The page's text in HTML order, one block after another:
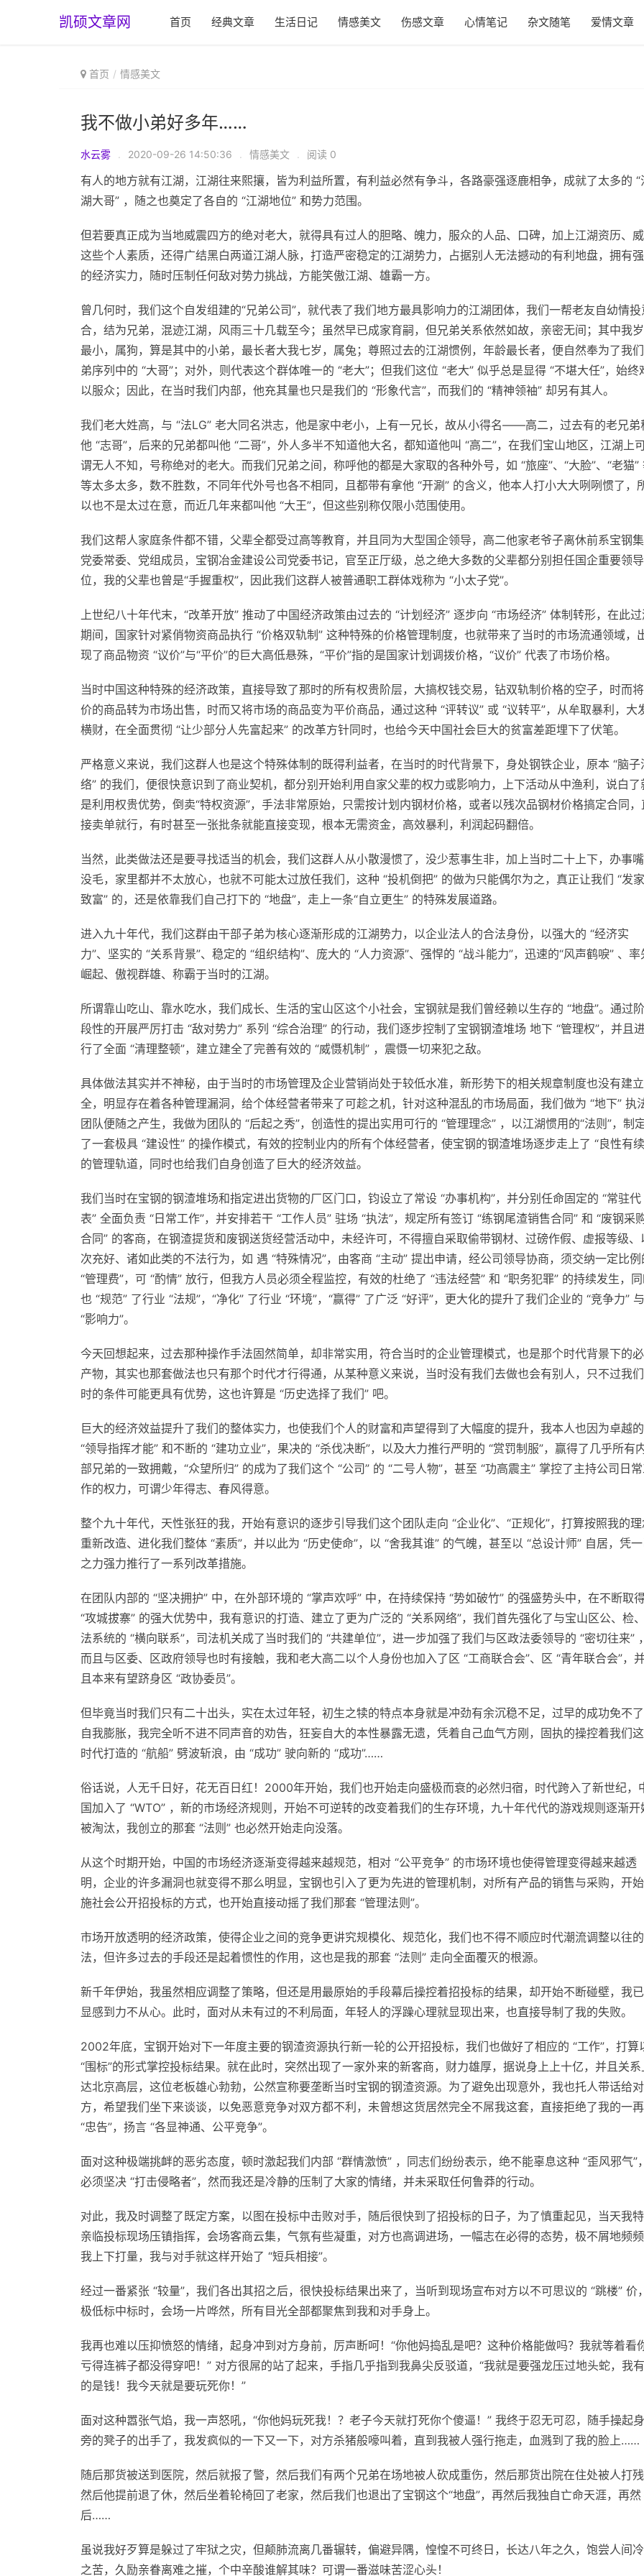
凯硕文章网 首页 经典文章 生活日记 情感美文 伤感文章 心情笔记 杂文随笔 爱情文章
首页 情感美文
我不做小弟好多年……
水云雾 2020-09-26 14:50:36 情感美文 阅读 0
有人的地方就有江湖，江湖往来熙攘，皆为利益所置，有利益必然有争斗，各路豪强逐鹿相争，成就了太多的 “
湖大哥” ，随之也奠定了各自的 “江湖地位” 和势力范围。
但若要真正成为当地威震四方的绝对老大，就得具有过人的胆略、魄力，服众的人品、口碑，加上江湖资历、
这些个人素质，还得广结黑白两道江湖人脉，打造严密稳定的江湖势力，占据别人无法撼动的有利地盘，拥有
的经济实力，随时压制任何敌对势力挑战，方能笑傲江湖、雄霸一方。
曾几何时，我们这个自发组建的“兄弟公司”，就代表了我们地方最具影响力的江湖团体，我们一帮老友自幼情投
合，结为兄弟，混迹江湖，风雨三十几载至今；虽然早已成家育嗣，但兄弟关系依然如故，亲密无间；其中我
最小，属狗，算是其中的小弟，最长者大我七岁，属兔；尊照过去的江湖惯例，年龄最长者，便自然奉为了我
弟序列中的 “大哥”；对外，则代表这个群体唯一的 “老大”；但我们这位 “老大” 似乎总是显得 “不堪大任”，始终
以服众；因此，在当时我们内部，他充其量也只是我们的 “形象代言”，而我们的 “精神领袖” 却另有其人。
我们老大姓高，与 “法LG” 老大同名洪志，他是家中老小，上有一兄长，故从小得名——高二，过去有的老兄弟
他 “志哥”，后来的兄弟都叫他 “二哥”，外人多半不知道他大名，都知道他叫 “高二”，在我们宝山地区，江湖上
谓无人不知，号称绝对的老大。而我们兄弟之间，称呼他的都是大家取的各种外号，如 “旅座”、“大脸”、“老猫”
等太多太多，数不胜数，不同年代外号也各不相同，且都带有拿他 “开涮” 的含义，他本人打小大大咧咧惯了，
以也不是太过在意，而近几年来都叫他 “大王”，但这些别称仅限小范围使用。
我们这帮人家庭条件都不错，父辈全都受过高等教育，并且同为大型国企领导，高二他家老爷子离休前系宝钢
党委常委、党组成员，宝钢冶金建设公司党委书记，官至正厅级，总之绝大多数的父辈都分别担任国企重要领
位，我的父辈也曾是“手握重权”，因此我们这群人被普通职工群体戏称为 “小太子党”。
上世纪八十年代末，“改革开放” 推动了中国经济政策由过去的 “计划经济” 逐步向 “市场经济” 体制转形，在此
期间，国家针对紧俏物资商品执行 “价格双轨制” 这种特殊的价格管理制度，也就带来了当时的市场流通领域，
现了商品物资 “议价”与“平价”的巨大高低悬殊，“平价”指的是国家计划调拨价格，“议价” 代表了市场价格。
当时中国这种特殊的经济政策，直接导致了那时的所有权贵阶层，大搞权钱交易，钻双轨制价格的空子，时而
价的商品转为市场出售，时而又将市场的商品变为平价商品，通过这种 “评转议” 或 “议转平”，从牟取暴利，大
横财，在全面贯彻 “让少部分人先富起来” 的改革方针同时，也给今天中国社会巨大的贫富差距埋下了伏笔。
严格意义来说，我们这群人也是这个特殊体制的既得利益者，在当时的时代背景下，身处钢铁企业，原本 “脑子
络” 的我们，便很快意识到了商业契机，都分别开始利用自家父辈的权力或影响力，上下活动从中渔利，说白了
是利用权贵优势，倒卖“特权资源”，手法非常原始，只需按计划内钢材价格，或者以残次品钢材价格搞定合同，
接卖单就行，有时甚至一张批条就能直接变现，根本无需资金，高效暴利，利润起码翻倍。
当然，此类做法还是要寻找适当的机会，我们这群人从小散漫惯了，没少惹事生非，加上当时二十上下，办事
没毛，家里都并不太放心，也就不可能太过放任我们，这种 “投机倒把” 的做为只能偶尔为之，真正让我们 “发家
致富” 的，还是依靠我们自己打下的 “地盘”，走上一条“自立更生” 的特殊发展道路。
进入九十年代，我们这群由干部子弟为核心逐渐形成的江湖势力，以企业法人的合法身份，以强大的 “经济实
力”、坚实的 “关系背景”、稳定的 “组织结构”、庞大的 “人力资源”、强悍的 “战斗能力”，迅速的“风声鹤唳” 、率
崛起、傲视群雄、称霸于当时的江湖。
所谓靠山吃山、靠水吃水，我们成长、生活的宝山区这个小社会，宝钢就是我们曾经赖以生存的 “地盘”。通过阶
段性的开展严厉打击 “敌对势力” 系列 “综合治理” 的行动，我们逐步控制了宝钢钢渣堆场 地下 “管理权”，并且进
行了全面 “清理整顿”，建立建全了完善有效的 “威慑机制” ，震慑一切来犯之敌。
具体做法其实并不神秘，由于当时的市场管理及企业营销尚处于较低水准，新形势下的相关规章制度也没有建
全，明显存在着各种管理漏洞，给个体经营者带来了可趁之机，针对这种混乱的市场局面，我们做为 “地下” 执
团队便随之产生，我做为团队的 “后起之秀”，创造性的提出实用可行的 “管理理念” ，以江湖惯用的“法则”，制
了一套极具 “建设性” 的操作模式，有效的控制业内的所有个体经营者，使宝钢的钢渣堆场逐步走上了 “良性有
的管理轨道，同时也给我们自身创造了巨大的经济效益。
我们当时在宝钢的钢渣堆场和指定进出货物的厂区门口，钧设立了常设 “办事机构”，并分别任命固定的 “常驻代
表” 全面负责 “日常工作”，并安排若干 “工作人员” 驻场 “执法”，规定所有签订 “练钢尾渣销售合同” 和 “废钢采
合同” 的客商，在钢渣提货和废钢送货经营活动中，未经许可，不得擅自采取偷带钢材、过磅作假、虚报等级、
次充好、诸如此类的不法行为，如 遇 “特殊情况”，由客商 “主动” 提出申请，经公司领导协商，须交纳一定比例
“管理费”，可 “酌情” 放行，但我方人员必须全程监控，有效的杜绝了 “违法经营” 和 “职务犯罪” 的持续发生，
也 “规范” 了行业 “法规”，“净化” 了行业 “环境”，“赢得” 了广泛 “好评”，更大化的提升了我们企业的 “竞争力” 与
“影响力”。
今天回想起来，过去那种操作手法固然简单，却非常实用，符合当时的企业管理模式，也是那个时代背景下的
产物，其实也那套做法也只有那个时代才行得通，从某种意义来说，当时没有我们去做也会有别人，只不过我
时的条件可能更具有优势，这也许算是 “历史选择了我们” 吧。
巨大的经济效益提升了我们的整体实力，也使我们个人的财富和声望得到了大幅度的提升，我本人也因为卓越的
“领导指挥才能” 和不断的 “建功立业”，果决的 “杀伐决断”，以及大力推行严明的 “赏罚制服”，赢得了几乎所有
部兄弟的一致拥戴，“众望所归” 的成为了我们这个 “公司” 的 “二号人物”，甚至 “功高震主” 掌控了主持公司日
作的权力，可谓少年得志、春风得意。
整个九十年代，天性张狂的我，开始有意识的逐步引导我们这个团队走向 “企业化”、“正规化”，打算按照我的理
重新改造、进化我们整体 “素质”，并以此为 “历史使命”，以 “舍我其谁” 的气魄，甚至以 “总设计师” 自居，凭
之力强力推行了一系列改革措施。
在团队内部的 “坚决拥护” 中，在外部环境的 “掌声欢呼” 中，在持续保持 “势如破竹” 的强盛势头中，在不断取
“攻城拔寨” 的强大优势中，我有意识的打造、建立了更为广泛的 “关系网络”，我们首先强化了与宝山区公、检、
法系统的 “横向联系”，司法机关成了当时我们的 “共建单位”，进一步加强了我们与区政法委领导的 “密切往来” ，
而且与区委、区政府领导也时有接触，我和老大高二以个人身份也加入了区 “工商联合会”、区 “青年联合会”，
且本来有望跻身区 “政协委员”。
但毕竟当时我们只有二十出头，实在太过年轻，初生之犊的特点本身就是冲劲有余沉稳不足，过早的成功免不
自我膨胀，我完全听不进不同声音的劝告，狂妄自大的本性暴露无遗，凭着自己血气方刚，固执的操控着我们
时代打造的 “航船” 劈波斩浪，由 “成功” 驶向新的 “成功”……
俗话说，人无千日好，花无百日红！2000年开始，我们也开始走向盛极而衰的必然归宿，时代跨入了新世纪，
国加入了 “WTO” ，新的市场经济规则，开始不可逆转的改变着我们的生存环境，九十年代代的游戏规则逐渐开
被淘汰，我创立的那套 “法则” 也必然开始走向没落。
从这个时期开始，中国的市场经济逐渐变得越来越规范，相对 “公平竞争” 的市场环境也使得管理变得越来越透
明，企业的许多漏洞也就变得不那么明显，宝钢也引入了更为先进的管理机制，对所有产品的销售与采购，开
施社会公开招投标的方式，也开始直接动摇了我们那套 “管理法则”。
市场开放透明的经济政策，使得企业之间的竞争更讲究规模化、规范化，我们也不得不顺应时代潮流调整以往
法，但许多过去的手段还是起着惯性的作用，这也是我的那套 “法则” 走向全面覆灭的根源。
新千年伊始，我虽然相应调整了策略，但还是用最原始的手段幕后操控着招投标的结果，却开始不断碰壁，我
显感到力不从心。此时，面对从未有过的不利局面，年轻人的浮躁心理就显现出来，也直接导制了我的失败。
2002年底，宝钢开始对下一年度主要的钢渣资源执行新一轮的公开招投标，我们也做好了相应的 “工作”，打算
“围标”的形式掌控投标结果。就在此时，突然出现了一家外来的新客商，财力雄厚，据说身上上十亿，并且关系
达北京高层，这位老板雄心勃勃，公然宣称要垄断当时宝钢的钢渣资源。为了避免出现意外，我也托人带话给对
方，希望我们坐下来谈谈，以免恶意竞争对双方都不利，未曾想这货居然完全不屌我这套，直接拒绝了我的一再
“忠告”，扬言 “各显神通、公平竞争”。
面对这种极端挑衅的恶劣态度，顿时激起我们内部 “群情激愤” ，同志们纷纷表示，绝不能辜息这种 “歪风邪气”，
必须坚决 “打击侵略者”，然而我还是冷静的压制了大家的情绪，并未采取任何鲁莽的行动。
对此，我及时调整了既定方案，以图在投标中击败对手，随后很快到了招投标的日子，为了慎重起见，当天我
亲临投标现场压镇指挥，会场客商云集，气氛有些凝重，对方也高调进场，一幅志在必得的态势，极不屑地频
我上下打量，我与对手就这样开始了 “短兵相接”。
经过一番紧张 “较量”，我们各出其招之后，很快投标结果出来了，当听到现场宣布对方以不可思议的 “跳楼” 价，
极低标中标时，会场一片哗然，所有目光全部都聚焦到我和对手身上。
我再也难以压抑愤怒的情绪，起身冲到对方身前，厉声断呵！“你他妈捣乱是吧？这种价格能做吗？我就等着看
亏得连裤子都没得穿吧！” 对方很屌的站了起来，手指几乎指到我鼻尖反驳道，“我就是要强龙压过地头蛇，我有
的是钱！我今天就是要玩死你！”
面对这种嚣张气焰，我一声怒吼，“你他妈玩死我！？老子今天就打死你个傻逼！” 我终于忍无可忍，随手操起身
旁的凳子的出手了，我发疯似的一下又一下，对方杀猪般嚎叫着，直到我被人强行拖走，血溅到了我的脸上……
随后那货被送到医院，然后就报了警，然后我们有两个兄弟在场地被人砍成重伤，然后那货出院在住处被人打残
然后他提前退了休，然后坐着轮椅回了老家，然后我们也退出了宝钢这个“地盘”，再然后我独自亡命天涯，再然
后……
虽说我好歹算是躲过了牢狱之灾，但颠肺流离几番辗转，偏避异隅，惶惶不可终日，长达八年之久，饱尝人间
之苦，久励亲眷离难之摧，个中辛酸谁解其味？可谓一番滋味苦涩心头！